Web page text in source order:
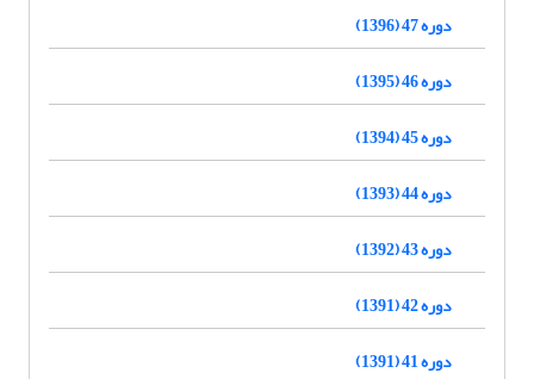
دوره 47 (1396)
دوره 46 (1395)
دوره 45 (1394)
دوره 44 (1393)
دوره 43 (1392)
دوره 42 (1391)
دوره 41 (1391)